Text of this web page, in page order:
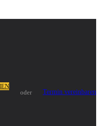
Termin vereinbaren
oder